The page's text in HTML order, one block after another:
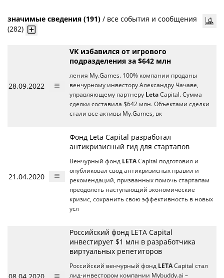
значимые сведения (191) / все события и сообщения
(282)
28.09.2022
VK избавился от игрового
подразделения за $642 млн
ления My.Games. 100% компании проданы
венчурному инвестору Александру Чачаве,
управляющему партнеру Leta Capital. Сумма
сделки составила $642 млн. Объектами сделки
стали все активы My.Games, вк
21.04.2020
Фонд Leta Capital разработал
антикризисный гид для стартапов
Венчурный фонд LETACapital подготовил и
опубликовал свод антикризисных правил и
рекомендаций, призванных помочь стартапам
преодолеть наступающий экономические
кризис, сохранить свою эффективность в новых
усл
Российский фонд LETA Capital
инвестирует $1 млн в разработчика
виртуальных репетиторов
Российский венчурный фонд LETACapital стал
лид-инвестором компании Mybuddy.ai –